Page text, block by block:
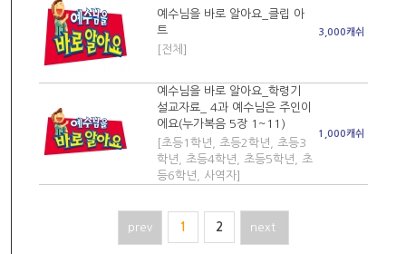
예수님을 바로 알아요_클립 아
트
[전체]
3,000캐쉬
예수님을 바로 알아요_학령기
설교자료_ 4과 예수님은 주인이
에요(누가복음 5장 1~11)
[초등1학년, 초등2학년, 초등3
학년, 초등4학년, 초등5학년, 초
등6학년, 사역자]
1,000캐쉬
prev 1 2 next